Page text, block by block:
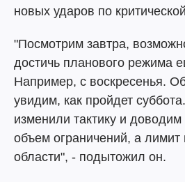
новых ударов по
"Посмотрим завтра,
достичь планового режима
Например, с воскресенья.
увидим, как пройдет
изменили тактику и
объем ограничений, а лимит
области", - подытожил он.